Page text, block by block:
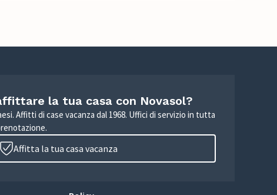
la tua casa con Novasol?
Affitti di case vacanza dal 1968. Uffici di servizio in tutta
Affitta la tua casa vacanza